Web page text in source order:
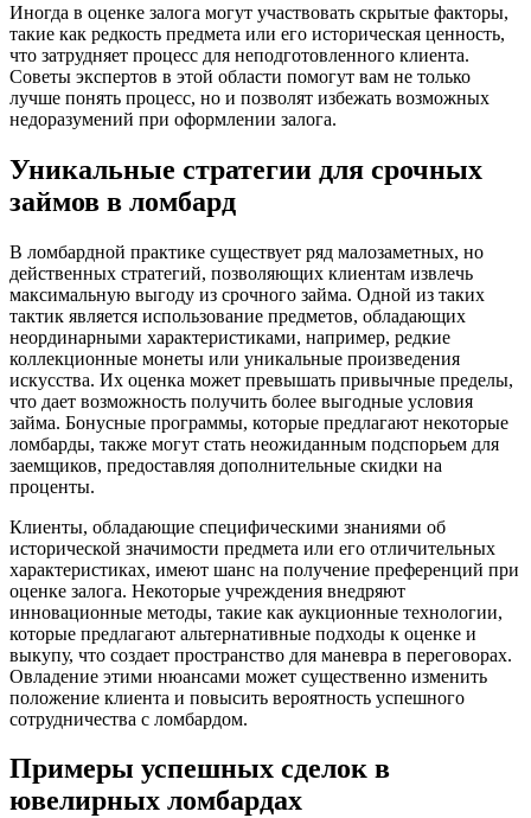
Иногда в оценке залога могут участвовать скрытые факторы,
такие как редкость предмета или его историческая ценность,
что затрудняет процесс для неподготовленного клиента.
Советы экспертов в этой области помогут вам не только
лучше понять процесс, но и позволят избежать возможных
недоразумений при оформлении залога.
Уникальные стратегии для срочных
займов в ломбард
В ломбардной практике существует ряд малозаметных, но
действенных стратегий, позволяющих клиентам извлечь
максимальную выгоду из срочного займа. Одной из таких
тактик является использование предметов, обладающих
неординарными характеристиками, например, редкие
коллекционные монеты или уникальные произведения
искусства. Их оценка может превышать привычные пределы,
что дает возможность получить более выгодные условия
займа. Бонусные программы, которые предлагают некоторые
ломбарды, также могут стать неожиданным подспорьем для
заемщиков, предоставляя дополнительные скидки на
проценты.
Клиенты, обладающие специфическими знаниями об
исторической значимости предмета или его отличительных
характеристиках, имеют шанс на получение преференций при
оценке залога. Некоторые учреждения внедряют
инновационные методы, такие как аукционные технологии,
которые предлагают альтернативные подходы к оценке и
выкупу, что создает пространство для маневра в переговорах.
Овладение этими нюансами может существенно изменить
положение клиента и повысить вероятность успешного
сотрудничества с ломбардом.
Примеры успешных сделок в
ювелирных ломбардах